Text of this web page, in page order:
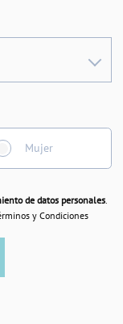
Mujer
de datos personales.
y Condiciones